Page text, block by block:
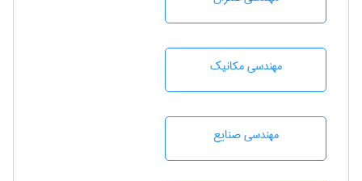
مهندسی مکانیک
مهندسی صنايع